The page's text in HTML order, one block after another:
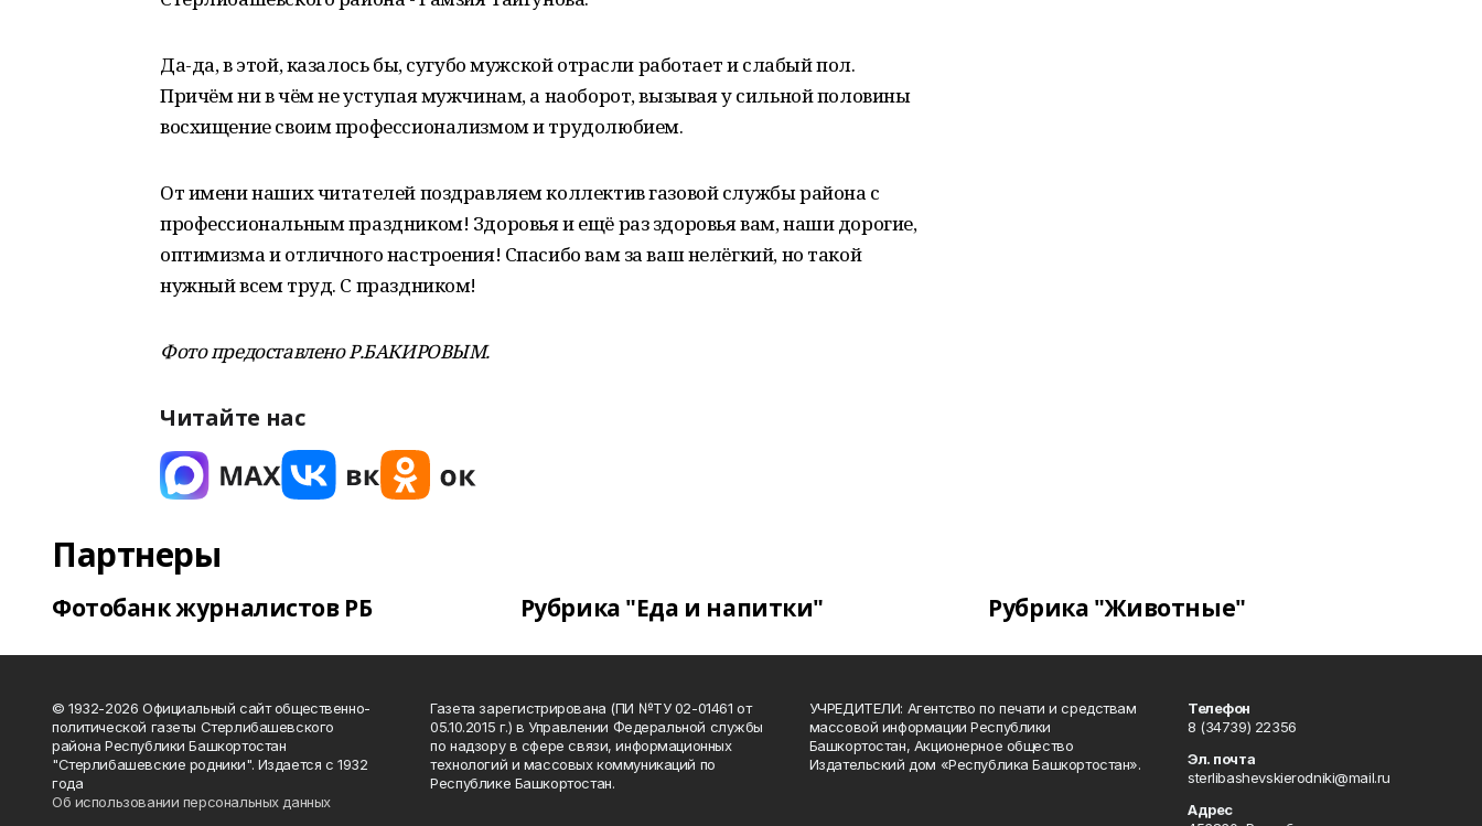
Да-да, в этой, казалось бы, сугубо мужской отрасли работает и слабый пол.
Причём ни в чём не уступая мужчинам, а наоборот, вы­зывая у сильной половины
восхищение своим профессионализмом и трудолюбием.
От имени наших читателей поздравляем коллектив газовой службы района с
профессиональным праздником! Здоровья и ещё раз здоро­вья вам, наши дорогие,
оптимизма и отличного настроения! Спасибо вам за ваш нелёгкий, но такой
нужный всем труд. С праздником!
Фото предоставлено Р.БАКИРОВЫМ.
Читайте нас
Партнеры
Фотобанк журналистов РБ Рубрика "Еда и напитки" Рубрика "Животные"
© 1932-2026 Официальный сайт общественно-
политической газеты Стерлибашевского
района Республики Башкортостан
"Стерлибашевские родники". Издается с 1932
года
Об использовании персональных данных
Газета зарегистрирована (ПИ №ТУ 02-01461 от
05.10.2015 г.) в Управлении Федеральной службы
по надзору в сфере связи, информационных
технологий и массовых коммуникаций по
Республике Башкортостан.
УЧРЕДИТЕЛИ: Агентство по печати и средствам
массовой информации Республики
Башкортостан, Акционерное общество
Издательский дом «Республика Башкортостан».
Телефон
8 (34739) 22356
Эл. почта
sterlibashevskierodniki@mail.ru
Адрес